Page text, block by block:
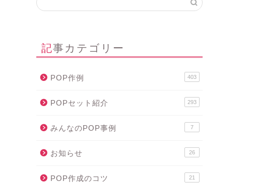
記事カテゴリー
POP作例 403
POPセット紹介 293
みんなのPOP事例 7
お知らせ 26
POP作成のコツ 21